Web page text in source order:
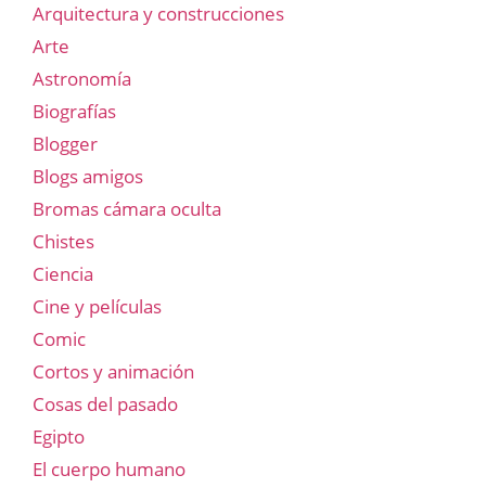
Arquitectura y construcciones
Arte
Astronomía
Biografías
Blogger
Blogs amigos
Bromas cámara oculta
Chistes
Ciencia
Cine y películas
Comic
Cortos y animación
Cosas del pasado
Egipto
El cuerpo humano